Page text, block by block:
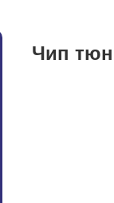
Чип